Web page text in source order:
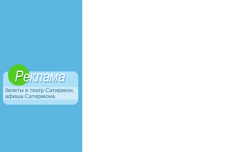
билеты в театр Сатирикон,
афиша Сатирикона